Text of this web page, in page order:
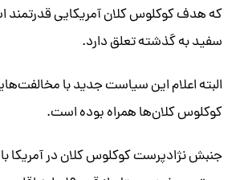
که هدف کوکلوس کلان آمریکایی قدرتمند
سفید به گذشته تعلق دارد.
البته اعلام این سیاست جدید با
کوکلوس کلان‌ها همراه بوده است.
جنبش نژادپرست کوکلوس کلان در آمریکا